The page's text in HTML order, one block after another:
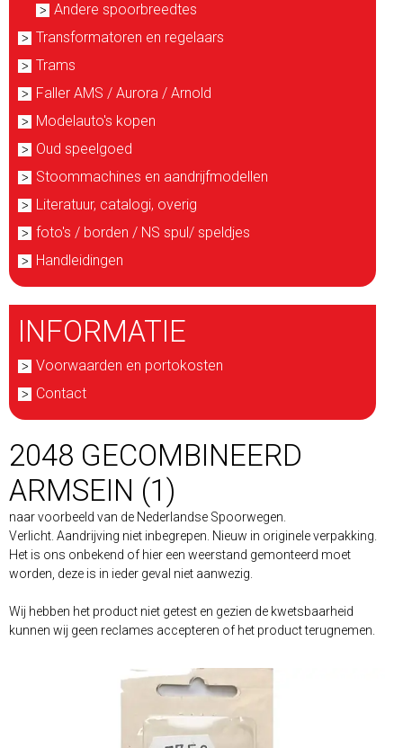
Andere spoorbreedtes
Transformatoren en regelaars
Trams
Faller AMS / Aurora / Arnold
Modelauto's kopen
Oud speelgoed
Stoommachines en aandrijfmodellen
Literatuur, catalogi, overig
foto's / borden / NS spul/ speldjes
Handleidingen
INFORMATIE
Voorwaarden en portokosten
Contact
2048 GECOMBINEERD
ARMSEIN (1)
naar voorbeeld van de Nederlandse Spoorwegen.
Verlicht. Aandrijving niet inbegrepen. Nieuw in originele verpakking.
Het is ons onbekend of hier een weerstand gemonteerd moet
worden, deze is in ieder geval niet aanwezig.
Wij hebben het product niet getest en gezien de kwetsbaarheid
kunnen wij geen reclames accepteren of het product terugnemen.